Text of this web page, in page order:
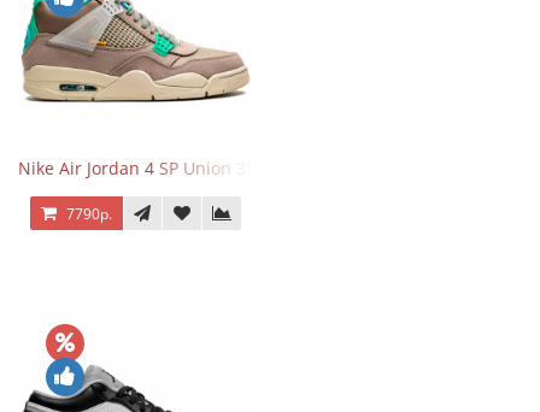
Nike Air Jordan 4 SP Union 30th Anniversary Taupe Haze
7790р.